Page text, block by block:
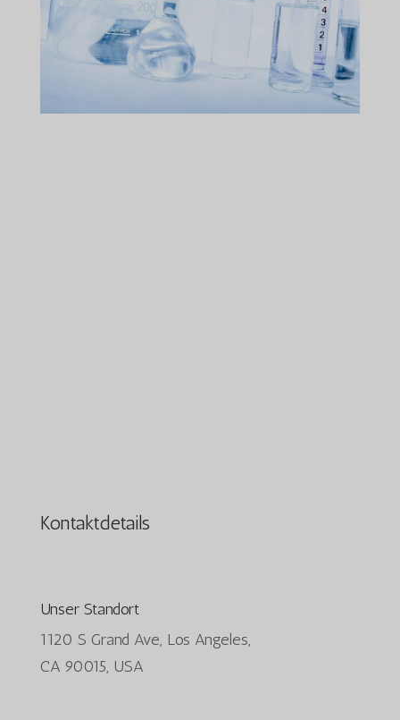
Kontaktdetails
Unser Standort
1120 S Grand Ave, Los Angeles,
CA 90015, USA​